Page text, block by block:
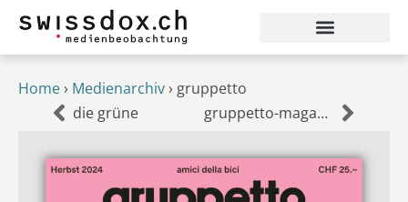
Home› Medienarchiv› gruppetto
die grüne
gruppetto-magazin.ch